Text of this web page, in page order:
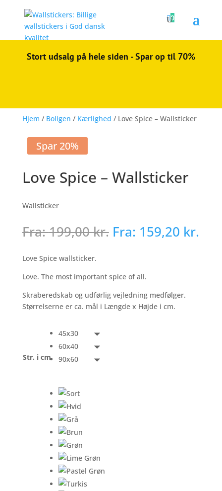
0
Stort udsalg på hele siden - Spar op til 70%
Hjem / Boligen / Kærlighed / Love Spice – Wallsticker
Spar 20%
Love Spice – Wallsticker
Wallsticker
Fra:199,00kr. Fra: 159,20 kr.
Love Spice wallsticker.
Love. The most important spice of all.
Skraberedskab og udførlig vejledning medfølger.
Størrelserne er ca. mål i Længde x Højde i cm.
Str. i cm
45x30
60x40
90x60